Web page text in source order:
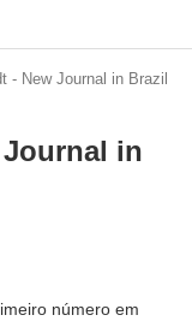
- New Journal in Brazil
Journal in
número em